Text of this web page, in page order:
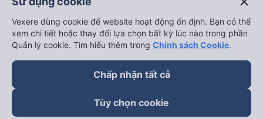
keyboard_arrow_down
Trở thành đối tác
Vexere dùng cookie để website hoạt động ổn định. Bạn có thể
xem chi tiết hoặc thay đổi lựa chọn bất kỳ lúc nào trong phần
Quản lý cookie. Tìm hiểu thêm trong Chính sách Cookie.
Chấp nhận tất cả
Tùy chọn cookie